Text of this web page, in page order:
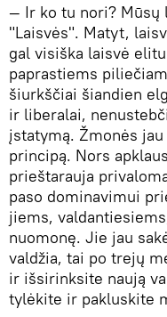
— Ir ko tu nori? Mūsų
"Laisvės". Matyt,
gal visiška laisvė
paprastiems
šiurkščiai šiandien
ir liberalai,
įstatymą. Žmonės
principą. Nors
prieštarauja
paso dominavimui
jiems,
nuomonę. Jie jau
valdžia, tai po trejų
ir išsirinksite naują
tylėkite ir pakluskite